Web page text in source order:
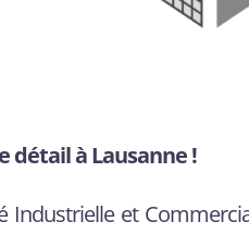
détail à Lausanne !
Industrielle et